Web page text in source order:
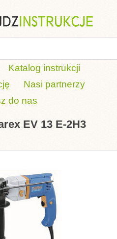
Katalog instrukcji
Nasi partnerzy
do nas
EV 13 E-2H3